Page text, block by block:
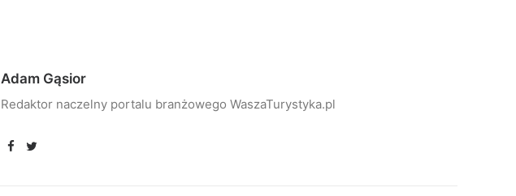
Adam Gąsior
Redaktor naczelny portalu branżowego WaszaTurystyka.pl